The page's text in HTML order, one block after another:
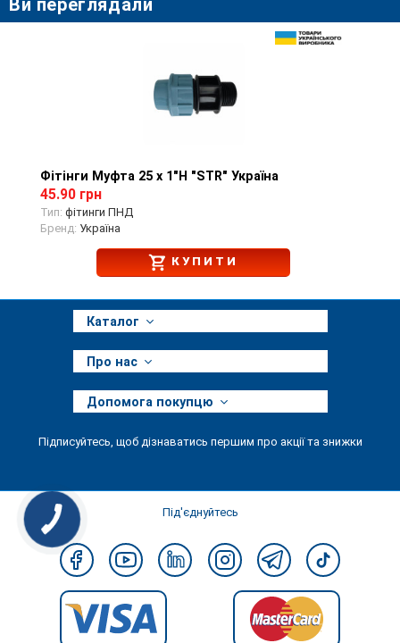
Перегляд товару
Фітінги Муфта 25 х 1"Н "STR" Україна
45.90 грн
Тип: фітинги ПНД
Бренд: Україна
КУПИТИ
Каталог
Про нас
Допомога покупцю
Підписуйтесь, щоб дізнаватись першим про акції та знижки
Під'єднуйтесь